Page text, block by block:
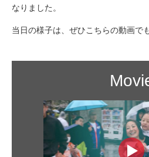
なりました。
当日の様子は、ぜひこちらの動画で